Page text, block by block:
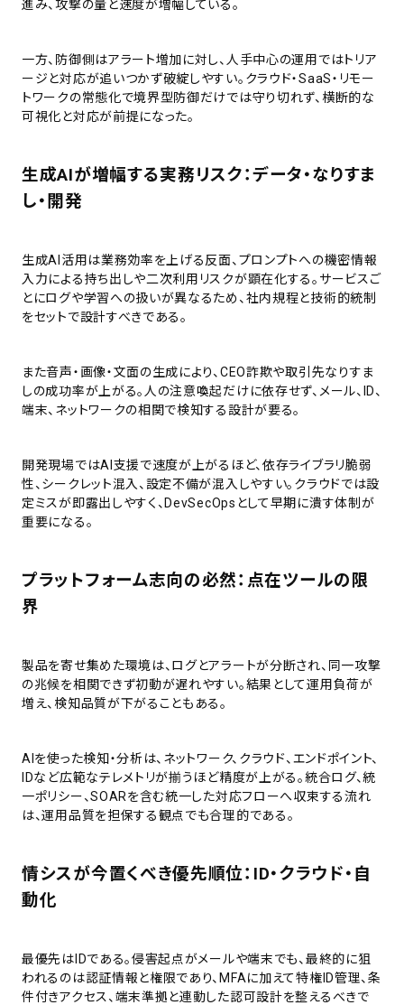
進み、攻撃の量と速度が増幅している。
一方、防御側はアラート増加に対し、人手中心の運用ではトリア
ージと対応が追いつかず破綻しやすい。クラウド・SaaS・リモー
トワークの常態化で境界型防御だけでは守り切れず、横断的な
可視化と対応が前提になった。
生成AIが増幅する実務リスク：データ・なりすま
し・開発
生成AI活用は業務効率を上げる反面、プロンプトへの機密情報
入力による持ち出しや二次利用リスクが顕在化する。サービスご
とにログや学習への扱いが異なるため、社内規程と技術的統制
をセットで設計すべきである。
また音声・画像・文面の生成により、CEO詐欺や取引先なりすま
しの成功率が上がる。人の注意喚起だけに依存せず、メール、ID、
端末、ネットワークの相関で検知する設計が要る。
開発現場ではAI支援で速度が上がるほど、依存ライブラリ脆弱
性、シークレット混入、設定不備が混入しやすい。クラウドでは設
定ミスが即露出しやすく、DevSecOpsとして早期に潰す体制が
重要になる。
プラットフォーム志向の必然：点在ツールの限
界
製品を寄せ集めた環境は、ログとアラートが分断され、同一攻撃
の兆候を相関できず初動が遅れやすい。結果として運用負荷が
増え、検知品質が下がることもある。
AIを使った検知・分析は、ネットワーク、クラウド、エンドポイント、
IDなど広範なテレメトリが揃うほど精度が上がる。統合ログ、統
一ポリシー、SOARを含む統一した対応フローへ収束する流れ
は、運用品質を担保する観点でも合理的である。
情シスが今置くべき優先順位：ID・クラウド・自
動化
最優先はIDである。侵害起点がメールや端末でも、最終的に狙
われるのは認証情報と権限であり、MFAに加えて特権ID管理、条
件付きアクセス、端末準拠と連動した認可設計を整えるべきで